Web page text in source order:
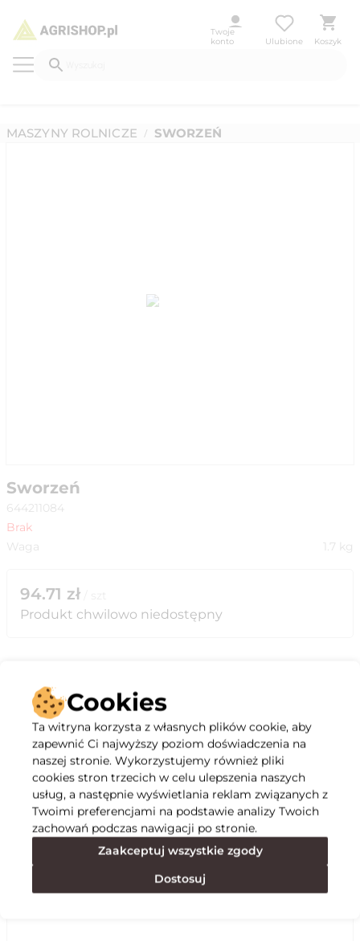
Twoje
konto
Ulubione Koszyk
MASZYNY ROLNICZE / SWORZEŃ
Sworzeń
644211084
Brak
Waga
1.7 kg
94.71 zł
Produkt chwilowo niedostępny
Opis
Specyfikacja
Polecane
Cookies
Ta witryna korzysta z własnych plików cookie, aby
zapewnić Ci najwyższy poziom doświadczenia na
naszej stronie. Wykorzystujemy również pliki
cookies stron trzecich w celu ulepszenia naszych
usług, a następnie wyświetlania reklam związanych z
Twoimi preferencjami na podstawie analizy Twoich
zachowań podczas nawigacji po stronie.
Zaakceptuj wszystkie zgody
Dostosuj